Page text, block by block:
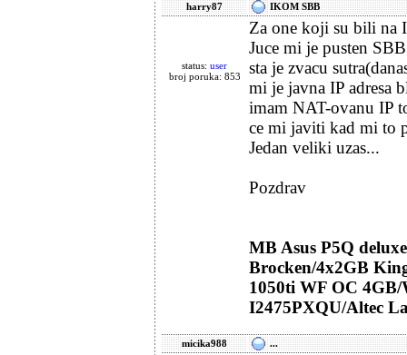
harry87 IKOM SBB
status: user
broj poruka: 853
Za one koji su bili na
Juce mi je pusten
sta je zvacu
mi je javna IP adresa
imam NAT-ovanu IP
ce mi javiti kad mi to
Jedan veliki uzas...
Pozdrav
MB Asus P5Q
Brocken/4x2GB
1050ti WF OC
I2475PXQU/Altec
micika988 ...